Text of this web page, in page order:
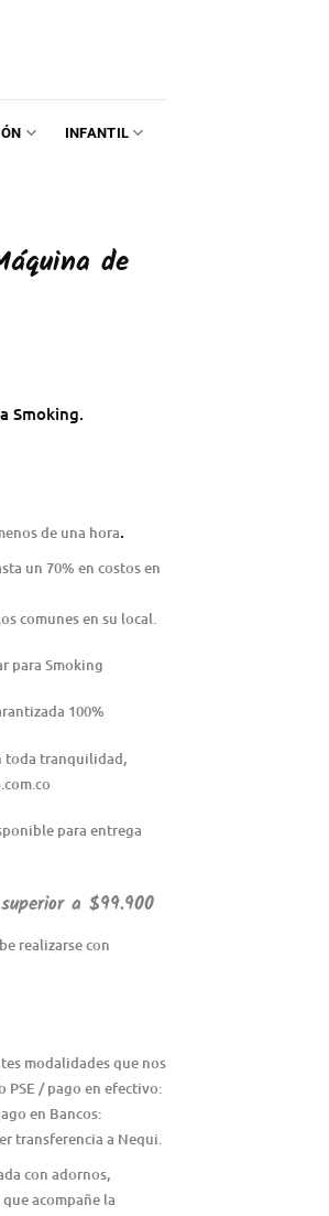
INFANTIL
de
Smoking.
de una hora.
un 70% en costos en
comunes en su local.
para Smoking
100%
toda tranquilidad,
para entrega
a $99.900
realizarse con
modalidades que nos
PSE / pago en efectivo:
en Bancos:
transferencia a Nequi.
con adornos,
acompañe la